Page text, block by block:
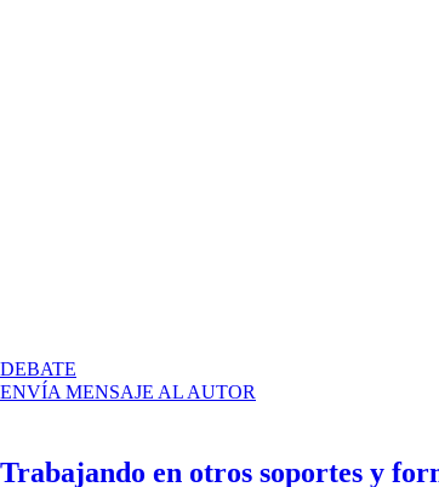
DEBATE
PÁGINA
WEB
ENVÍA MENSAJE AL AUTOR
Trabajando en otros soportes y